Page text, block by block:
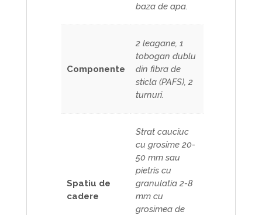
baza de apa.
Componente
2 leagane, 1
tobogan dublu
din fibra de
sticla (PAFS), 2
turnuri.
Spatiu de
cadere
Strat cauciuc
cu grosime 20-
50 mm sau
pietris cu
granulatia 2-8
mm cu
grosimea de